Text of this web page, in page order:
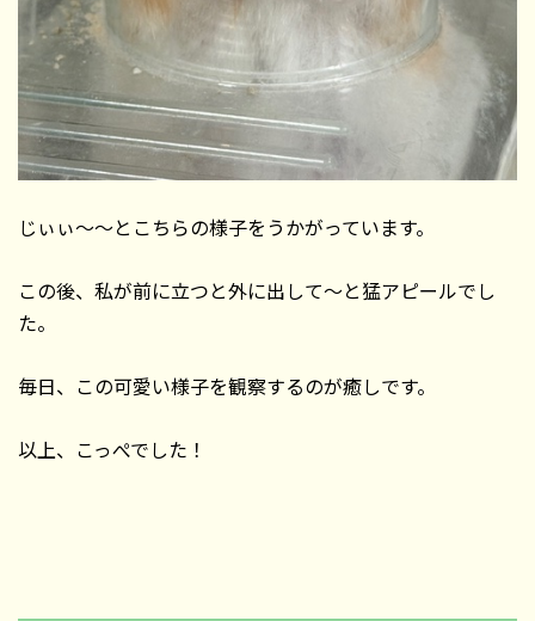
じぃぃ～～とこちらの様子をうかがっています。
この後、私が前に立つと外に出して～と猛アピールでし
た。
毎日、この可愛い様子を観察するのが癒しです。
以上、こっぺでした！